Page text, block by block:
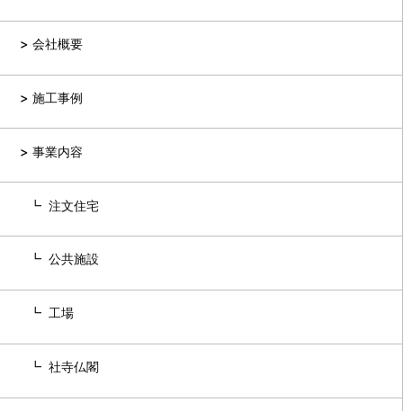
会社概要
施工事例
事業内容
注文住宅
公共施設
工場
社寺仏閣